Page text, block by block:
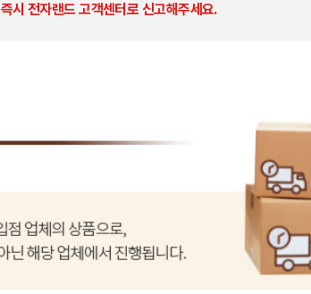
즉시 전자랜드 고객센터로 신고해주세요.